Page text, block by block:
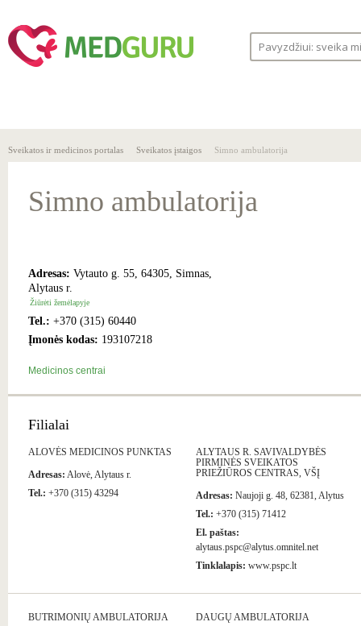
Sveikatos ir medicinos portalas Sveikatos įstaigos Simno ambulatorija
Simno ambulatorija
Adresas: Vytauto g. 55, 64305, Simnas,
Alytaus r.
Žiūrėti žemėlapyje
Tel.: +370 (315) 60440
Įmonės kodas: 193107218
Medicinos centrai
Filialai
ALOVĖS MEDICINOS PUNKTAS
Adresas: Alovė, Alytaus r.
Tel.: +370 (315) 43294
ALYTAUS R. SAVIVALDYBĖS
PIRMINĖS SVEIKATOS
PRIEŽIŪROS CENTRAS, VŠĮ
Adresas: Naujoji g. 48, 62381, Alytus
Tel.: +370 (315) 71412
El. paštas:
alytaus.pspc@alytus.omnitel.net
Tinklalapis: www.pspc.lt
BUTRIMONIŲ AMBULATORIJA
DAUGŲ AMBULATORIJA